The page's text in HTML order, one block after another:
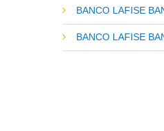
BANCO LAFISE
BANCO LAFISE